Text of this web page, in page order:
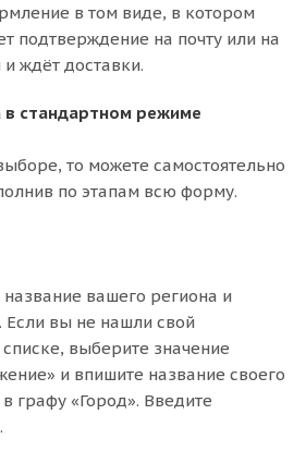
в том виде, в котором
подтверждение на почту или на
ждёт доставки.
в стандартном режиме
то можете самостоятельно
по этапам всю форму.
вашего региона и
Если вы не нашли свой
выберите значение
и впишите название своего
графу «Город». Введите